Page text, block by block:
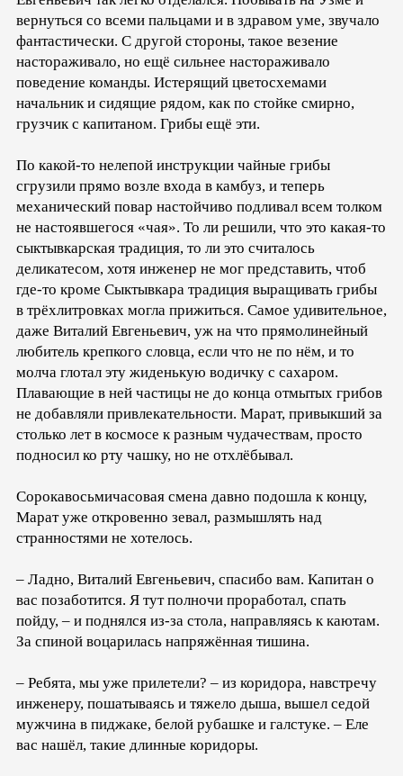
вернуться со всеми пальцами и в здравом уме, звучало
фантастически. С другой стороны, такое везение
настораживало, но ещё сильнее настораживало
поведение команды. Истерящий цветосхемами
начальник и сидящие рядом, как по стойке смирно,
грузчик с капитаном. Грибы ещё эти.
По какой-то нелепой инструкции чайные грибы
сгрузили прямо возле входа в камбуз, и теперь
механический повар настойчиво подливал всем толком
не настоявшегося «чая». То ли решили, что это какая-то
сыктывкарская традиция, то ли это считалось
деликатесом, хотя инженер не мог представить, чтоб
где-то кроме Сыктывкара традиция выращивать грибы
в трёхлитровках могла прижиться. Самое удивительное,
даже Виталий Евгеньевич, уж на что прямолинейный
любитель крепкого словца, если что не по нём, и то
молча глотал эту жиденькую водичку с сахаром.
Плавающие в ней частицы не до конца отмытых грибов
не добавляли привлекательности. Марат, привыкший за
столько лет в космосе к разным чудачествам, просто
подносил ко рту чашку, но не отхлёбывал.
Сорокавосьмичасовая смена давно подошла к концу,
Марат уже откровенно зевал, размышлять над
странностями не хотелось.
– Ладно, Виталий Евгеньевич, спасибо вам. Капитан о
вас позаботится. Я тут полночи проработал, спать
пойду, – и поднялся из-за стола, направляясь к каютам.
За спиной воцарилась напряжённая тишина.
– Ребята, мы уже прилетели? – из коридора, навстречу
инженеру, пошатываясь и тяжело дыша, вышел седой
мужчина в пиджаке, белой рубашке и галстуке. – Еле
вас нашёл, такие длинные коридоры.